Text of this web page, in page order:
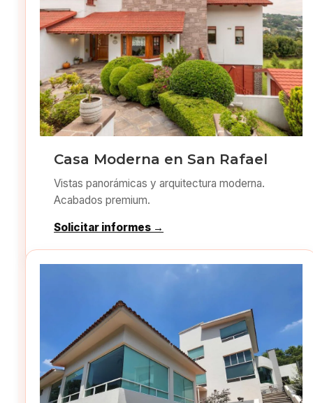
Casa Moderna en San Rafael
Vistas panorámicas y arquitectura moderna.
Acabados premium.
Solicitar informes →